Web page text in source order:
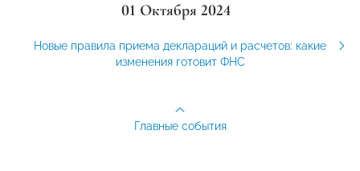
01 Октября 2024
Новые правила приема деклараций и расчетов: какие
изменения готовит ФНС
Главные события